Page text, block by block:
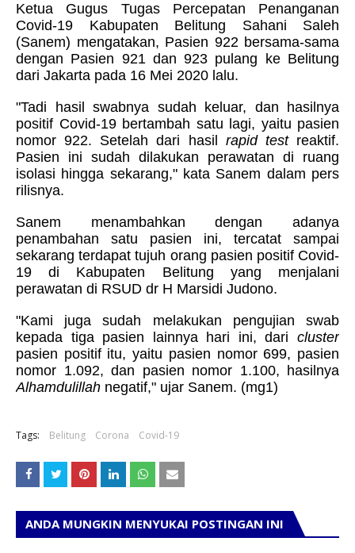
Ketua Gugus Tugas Percepatan Penanganan
Covid-19 Kabupaten Belitung Sahani Saleh
(Sanem) mengatakan, Pasien 922 bersama-sama
dengan Pasien 921 dan 923 pulang ke Belitung
dari Jakarta pada 16 Mei 2020 lalu.
"Tadi hasil swabnya sudah keluar, dan hasilnya
positif Covid-19 bertambah satu lagi, yaitu pasien
nomor 922. Setelah dari hasil rapid testreaktif.
Pasien ini sudah dilakukan perawatan di ruang
isolasi hingga sekarang," kata Sanem dalam pers
rilisnya.
Sanem menambahkan dengan adanya
penambahan satu pasien ini, tercatat sampai
sekarang terdapat tujuh orang pasien positif Covid-
19 di Kabupaten Belitung yang menjalani
perawatan di RSUD dr H Marsidi Judono.
"Kami juga sudah melakukan pengujian swab
kepada tiga pasien lainnya hari ini, dari cluster
pasien positif itu, yaitu pasien nomor 699, pasien
nomor 1.092, dan pasien nomor 1.100, hasilnya
Alhamdulillah negatif," ujar Sanem. (mg1)
Tags: Belitung Corona Covid-19
ANDA MUNGKIN MENYUKAI POSTINGAN INI